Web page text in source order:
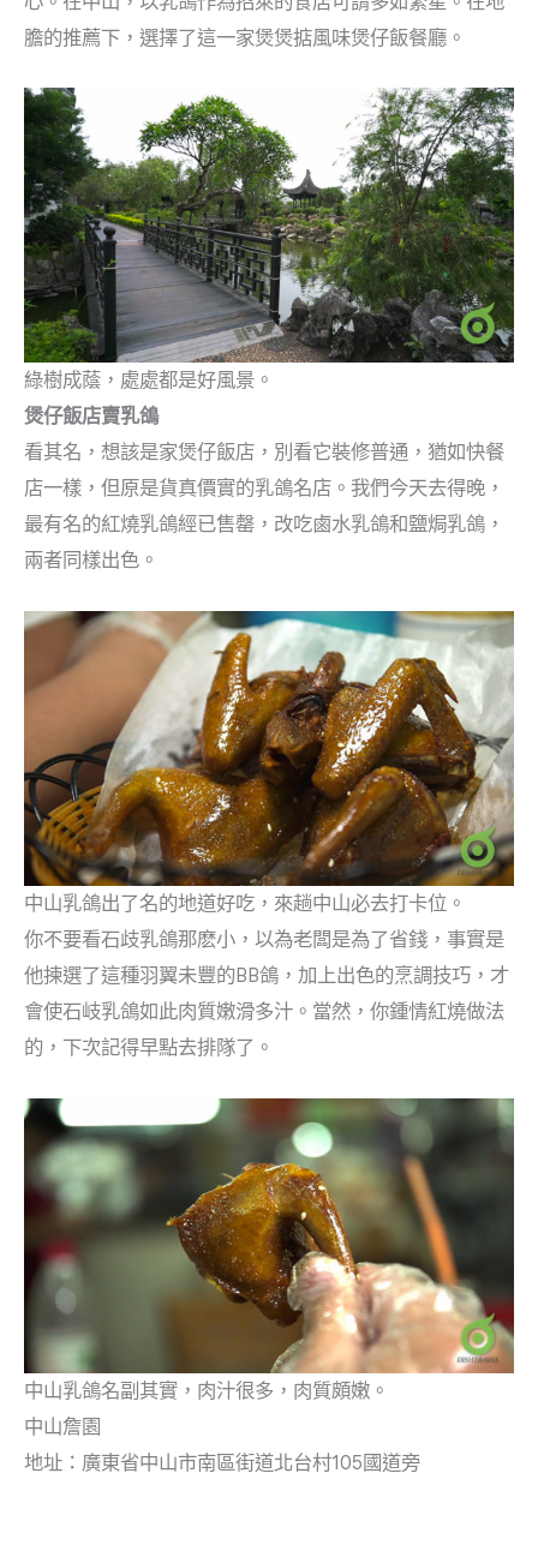
膽的推薦下，選擇了這一家煲煲掂風味煲仔飯餐廳。
綠樹成蔭，處處都是好風景。
煲仔飯店賣乳鴿
看其名，想該是家煲仔飯店，別看它裝修普通，猶如快餐
店一樣，但原是貨真價實的乳鴿名店。我們今天去得晚，
最有名的紅燒乳鴿經已售罄，改吃鹵水乳鴿和鹽焗乳鴿，
兩者同樣出色。
中山乳鴿出了名的地道好吃，來趟中山必去打卡位。
你不要看石歧乳鴿那麽小，以為老闆是為了省錢，事實是
他揀選了這種羽翼未豐的BB鴿，加上出色的烹調技巧，才
會使石岐乳鴿如此肉質嫩滑多汁。當然，你鍾情紅燒做法
的，下次記得早點去排隊了。
中山乳鴿名副其實，肉汁很多，肉質頗嫩。
中山詹園
地址：廣東省中山市南區街道北台村105國道旁